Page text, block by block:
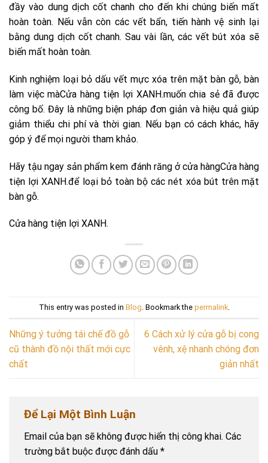
đầy vào dung dịch cốt chanh cho đến khi chúng biến mất
hoàn toàn. Nếu vẫn còn các vết bẩn, tiến hành vệ sinh lại
bằng dung dịch cốt chanh. Sau vài lần, các vết bút xóa sẽ
biến mất hoàn toàn.
Kinh nghiệm loại bỏ dấu vết mực xóa trên mặt bàn gỗ, bàn
làm việc màCửa hàng tiện lợi XANH.muốn chia sẻ đã được
công bố. Đây là những biện pháp đơn giản và hiệu quả giúp
giảm thiểu chi phí và thời gian. Nếu bạn có cách khác, hãy
góp ý để mọi người tham khảo.
Hãy tậu ngay sản phẩm kem đánh răng ở cửa hàngCửa hàng
tiện lợi XANH.để loại bỏ toàn bộ các nét xóa bút trên mặt
bàn gỗ.
Cửa hàng tiện lợi XANH.
This entry was posted in Blog . Bookmark the permalink.
Những ý tưởng tái chế đồ gỗ
cũ thành đồ nội thất mới cực
chất
6 Cách xử lý cửa gỗ bị cong
vênh, xệ nhanh chóng đơn
giản nhất
Để Lại Một Bình Luận
Email của bạn sẽ không được hiển thị công khai. Các
trường bắt buộc được đánh dấu *